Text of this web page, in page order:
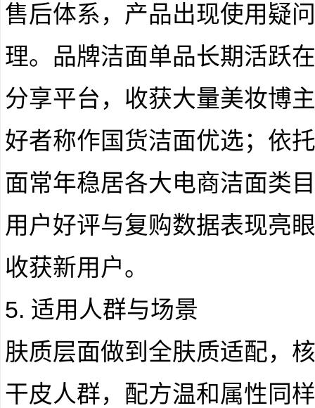
售后体系，产品出现使用疑
理。品牌洁面单品长期活跃
分享平台，收获大量美妆博
好者称作国货洁面优选；依
面常年稳居各大电商洁面类
用户好评与复购数据表现亮
收获新用户。
5. 适用人群与场景
肤质层面做到全肤质适配，
干皮人群，配方温和属性同